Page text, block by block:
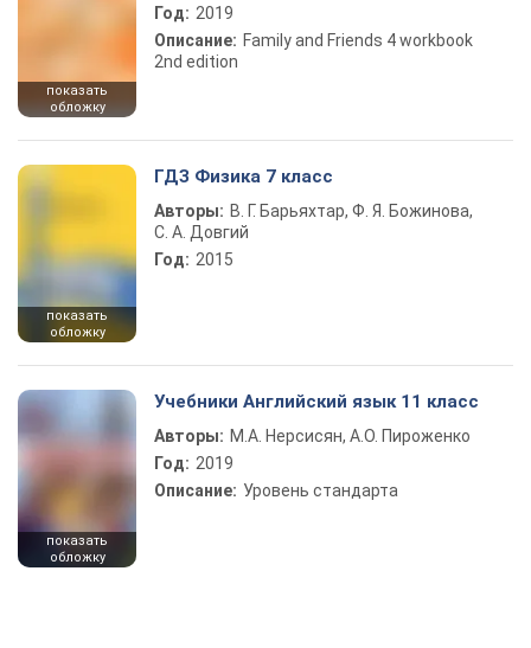
показать
обложку
Год: 2019
Описание: Family and Friends 4 workbook
2nd edition
показать
обложку
ГДЗ Физика 7 класс
Авторы: В. Г. Барьяхтар, Ф. Я. Божинова,
С. А. Довгий
Год: 2015
показать
обложку
Учебники Английский язык 11 класс
Авторы: М.А. Нерсисян, А.О. Пироженко
Год: 2019
Описание: Уровень стандарта